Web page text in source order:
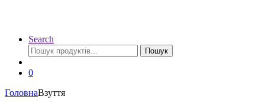
Search
Шукати:
Пошук
0
ГоловнаВзуття